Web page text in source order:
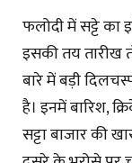
फलोदी में सट्टे का
इसकी तय तारीख
बारे में बड़ी
है। इनमें बारिश,
सट्टा बाजार की